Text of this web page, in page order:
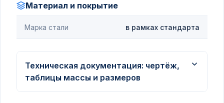
Материал и покрытие
Марка стали в рамках стандарта
Техническая документация: чертёж,
таблицы массы и размеров